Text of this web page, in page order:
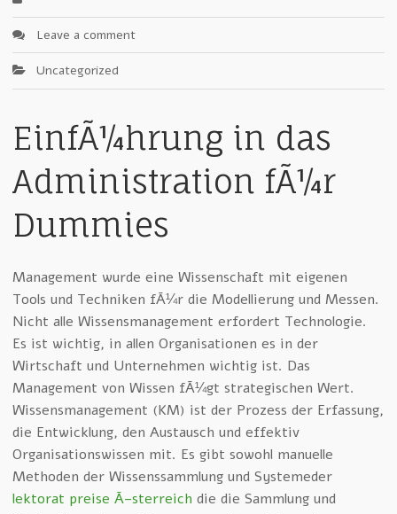
Leave a comment
Uncategorized
EinfÃ¼hrung in das
Administration fÃ¼r
Dummies
Management wurde eine Wissenschaft mit eigenen
Tools und Techniken fÃ¼r die Modellierung und Messen.
Nicht alle Wissensmanagement erfordert Technologie.
Es ist wichtig, in allen Organisationen es in der
Wirtschaft und Unternehmen wichtig ist. Das
Management von Wissen fÃ¼gt strategischen Wert.
Wissensmanagement (KM) ist der Prozess der Erfassung,
die Entwicklung, den Austausch und effektiv
Organisationswissen mit. Es gibt sowohl manuelle
Methoden der Wissenssammlung und Systemeder
lektorat preise Ã–sterreich die die Sammlung und